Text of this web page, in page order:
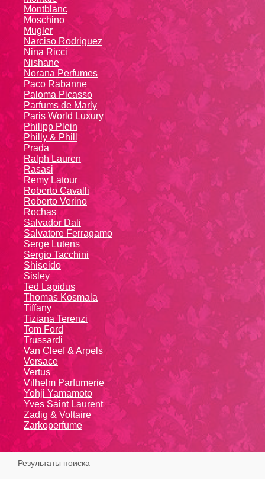
Montblanc
Moschino
Mugler
Narciso Rodriguez
Nina Ricci
Nishane
Norana Perfumes
Paco Rabanne
Paloma Picasso
Parfums de Marly
Paris World Luxury
Philipp Plein
Philly & Phill
Prada
Ralph Lauren
Rasasi
Remy Latour
Roberto Cavalli
Roberto Verino
Rochas
Salvador Dali
Salvatore Ferragamo
Serge Lutens
Sergio Tacchini
Shiseido
Sisley
Ted Lapidus
Thomas Kosmala
Tiffany
Tiziana Terenzi
Tom Ford
Trussardi
Van Cleef & Arpels
Versace
Vertus
Vilhelm Parfumerie
Yohji Yamamoto
Yvеs Sаint Lаurеnt
Zadig & Voltaire
Zarkoperfume
Результаты поиска